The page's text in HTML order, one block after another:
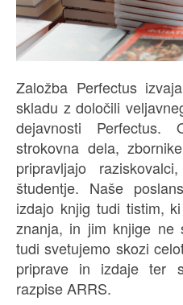
Založba Perfectus
skladu z določili
dejavnosti Perfectus.
strokovna dela,
pripravljajo
študentje. Naše
izdajo knjig tudi tistim,
znanja, in jim knjige ne
tudi svetujemo skozi
priprave in izdaje ter
razpise ARRS.